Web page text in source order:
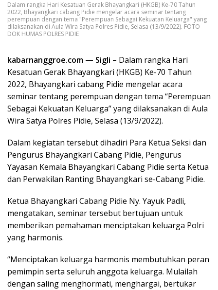
Dalam rangka Hari Kesatuan Gerak Bhayangkari (HKGB) Ke-70 Tahun
2022, Bhayangkari cabang Pidie mengelar acara seminar tentang
perempuan dengan tema "Perempuan Sebagai Kekuatan Keluarga" yang
dilaksanakan di Aula Wira Satya Polres Pidie, Selasa (13/9/2022). FOTO
DOK HUMAS POLRES PIDIE
kabarnanggroe.com — Sigli – Dalam rangka Hari
Kesatuan Gerak Bhayangkari (HKGB) Ke-70 Tahun
2022, Bhayangkari cabang Pidie mengelar acara
seminar tentang perempuan dengan tema “Perempuan
Sebagai Kekuatan Keluarga” yang dilaksanakan di Aula
Wira Satya Polres Pidie, Selasa (13/9/2022).
Dalam kegiatan tersebut dihadiri Para Ketua Seksi dan
Pengurus Bhayangkari Cabang Pidie, Pengurus
Yayasan Kemala Bhayangkari Cabang Pidie serta Ketua
dan Perwakilan Ranting Bhayangkari se-Cabang Pidie.
Ketua Bhayangkari Cabang Pidie Ny. Yayuk Padli,
mengatakan, seminar tersebut bertujuan untuk
memberikan pemahaman menciptakan keluarga Polri
yang harmonis.
“Menciptakan keluarga harmonis membutuhkan peran
pemimpin serta seluruh anggota keluarga. Mulailah
dengan saling menghormati, menghargai, bertukar